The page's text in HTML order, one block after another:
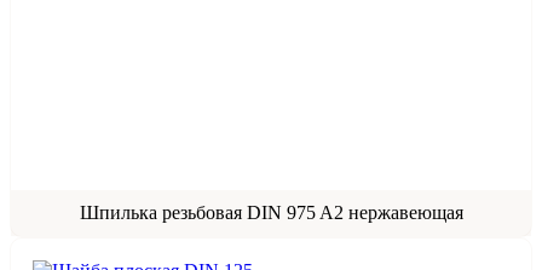
Шпилька резьбовая DIN 975 A2 нержавеющая